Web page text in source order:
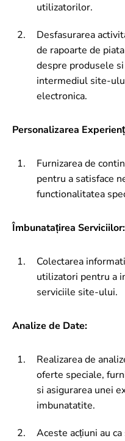
utilizatorilor.
Desfasurarea
de rapoarte de
despre produsele
intermediul site-
electronica.
Personalizarea
Furnizarea de
pentru a satisface
functionalitatea
Îmbunatațirea Serviciilor:
Colectarea
utilizatori pentru a
serviciile site-ului.
Analize de Date:
Realizarea de
oferte speciale,
si asigurarea unei
imbunatatite.
Aceste acțiuni au